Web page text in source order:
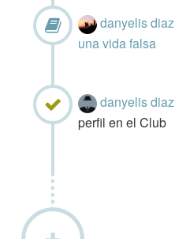
danyelis diaz
una vida falsa
danyelis diaz
perfil en el Club